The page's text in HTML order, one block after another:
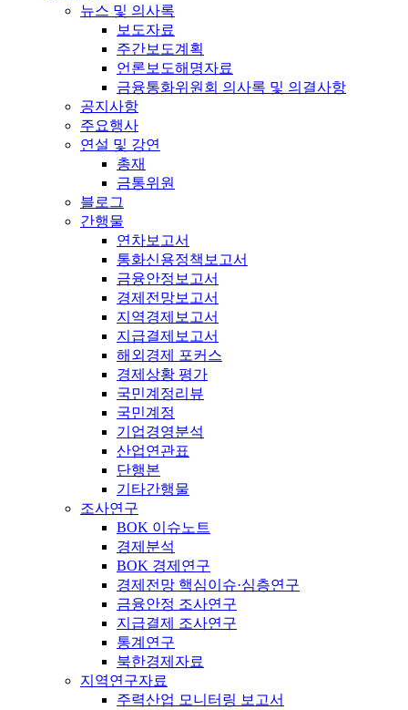
뉴스 및 의사록
보도자료
주간보도계획
언론보도해명자료
금융통화위원회 의사록 및 의결사항
공지사항
주요행사
연설 및 강연
총재
금통위원
블로그
간행물
연차보고서
통화신용정책보고서
금융안정보고서
경제전망보고서
지역경제보고서
지급결제보고서
해외경제 포커스
경제상황 평가
국민계정리뷰
국민계정
기업경영분석
산업연관표
단행본
기타간행물
조사연구
BOK 이슈노트
경제분석
BOK 경제연구
경제전망 핵심이슈·심층연구
금융안정 조사연구
지급결제 조사연구
통계연구
북한경제자료
지역연구자료
주력산업 모니터링 보고서